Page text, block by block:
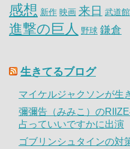
感想 新作 映画 来日 武道館
進撃の巨人 野球 鎌倉
生きてるブログ
マイケルジャクソンが生
彌彌告（みみこ）の
占っていいですかに出演
ゴブリンシュタインの対